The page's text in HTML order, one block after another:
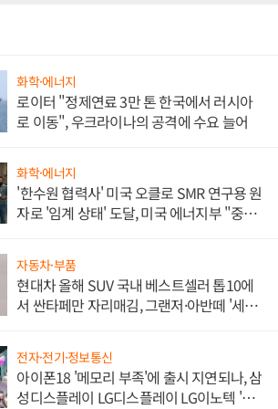
화학·에너지
로이터 "정제연료 3만 톤 한국에서 러시아
로 이동", 우크라이나의 공격에 수요 늘어
화학·에너지
'한수원 협력사' 미국 오클로 SMR 연구용 원
자로 '임계 상태' 도달, 미국 에너지부 "중요
자동차·부품
현대차 올해 SUV 국내 베스트셀러 톱10에
서 싼타페만 자리매김, 그랜저·아반떼 '세단
전자·전기·정보통신
아이폰18 '메모리 부족'에 출시 지연되나, 삼
성디스플레이 LG디스플레이 LG이노텍 '탈